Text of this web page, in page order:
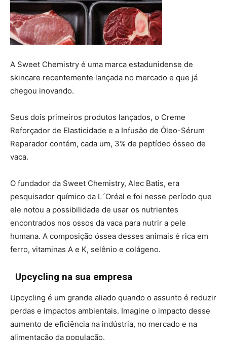
A Sweet Chemistry é uma marca estadunidense de
skincare recentemente lançada no mercado e que já
chegou inovando.
Seus dois primeiros produtos lançados, o Creme
Reforçador de Elasticidade e a Infusão de Óleo-Sérum
Reparador contém, cada um, 3% de peptídeo ósseo de
vaca.
O fundador da Sweet Chemistry, Alec Batis, era
pesquisador químico da L´Oréal e foi nesse período que
ele notou a possibilidade de usar os nutrientes
encontrados nos ossos da vaca para nutrir a pele
humana. A composição óssea desses animais é rica em
ferro, vitaminas A e K, selênio e colágeno.
Upcycling na sua empresa
Upcycling é um grande aliado quando o assunto é reduzir
perdas e impactos ambientais. Imagine o impacto desse
aumento de eficiência na indústria, no mercado e na
alimentação da população.